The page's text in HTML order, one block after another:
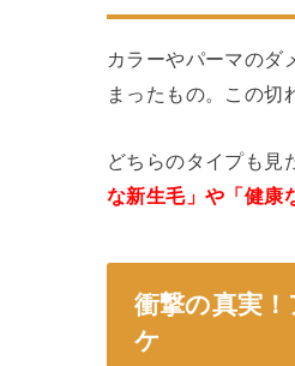
カラーやパーマのダ
まったもの。この切
どちらのタイプも見
な新生毛」や「健康
衝撃の真実
ケ